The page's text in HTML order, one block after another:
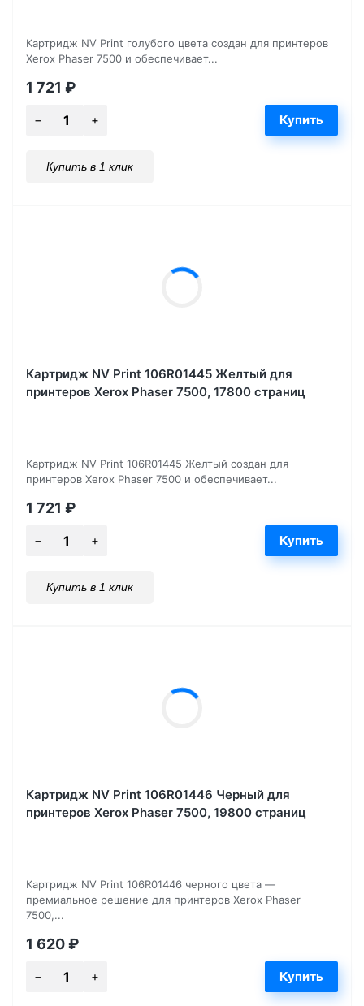
Картридж NV Print голубого цвета создан для принтеров
Xerox Phaser 7500 и обеспечивает...
1 721 ₽
Купить в 1 клик
Картридж NV Print 106R01445 Желтый для
принтеров Xerox Phaser 7500, 17800 страниц
Картридж NV Print 106R01445 Желтый создан для
принтеров Xerox Phaser 7500 и обеспечивает...
1 721 ₽
Купить в 1 клик
Картридж NV Print 106R01446 Черный для
принтеров Xerox Phaser 7500, 19800 страниц
Картридж NV Print 106R01446 черного цвета —
премиальное решение для принтеров Xerox Phaser
7500,...
1 620₽